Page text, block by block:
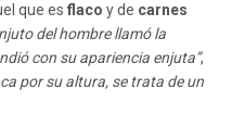
que es flaco y de carnes
del hombre llamó la
con su apariencia enjuta”,
por su altura, se trata de un